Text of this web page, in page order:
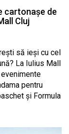
cartonașe de
Cluj
să ieși cu cel
La Iulius Mall
pentru
și Formula